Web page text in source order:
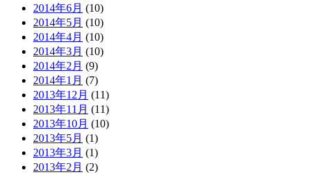
2014年6月 (10)
2014年5月 (10)
2014年4月 (10)
2014年3月 (10)
2014年2月 (9)
2014年1月 (7)
2013年12月 (11)
2013年11月 (11)
2013年10月 (10)
2013年5月 (1)
2013年3月 (1)
2013年2月 (2)